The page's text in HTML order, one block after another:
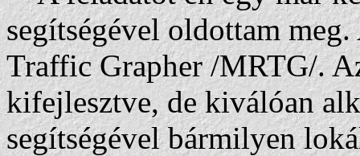
segítségével oldottam
Traffic Grapher /MRTG/.
kifejlesztve, de kiválóan
segítségével bármilyen